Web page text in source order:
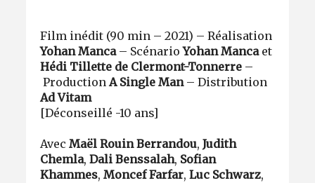
Film inédit (90 min – 2021) – Réalisation
Yohan Manca– ScénarioYohan Mancaet
Hédi Tillette de Clermont-Tonnerre –
ProductionA Single Man– Distribution
Ad Vitam
[Déconseillé -10 ans]
AvecMaël Rouin Berrandou, Judith
Chemla, Dali Benssalah, Sofian
Khammes, Moncef Farfar, Luc Schwarz,